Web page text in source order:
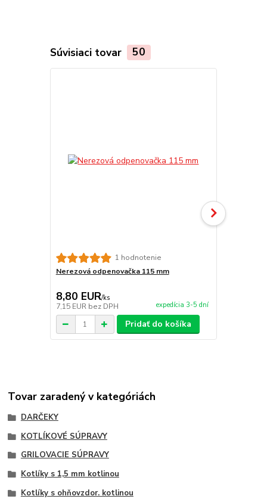
Súvisiaci tovar 50
1 hodnotenie
Nerezová odpenovačka 115 mm
8,80 EUR/ks
7,15 EUR bez DPH expedícia 3-5 dní
Pridať do košíka
Tovar zaradený v kategóriách
DARČEKY
KOTLÍKOVÉ SÚPRAVY
GRILOVACIE SÚPRAVY
Kotlíky s 1,5 mm kotlinou
Kotlíky s ohňovzdor. kotlinou